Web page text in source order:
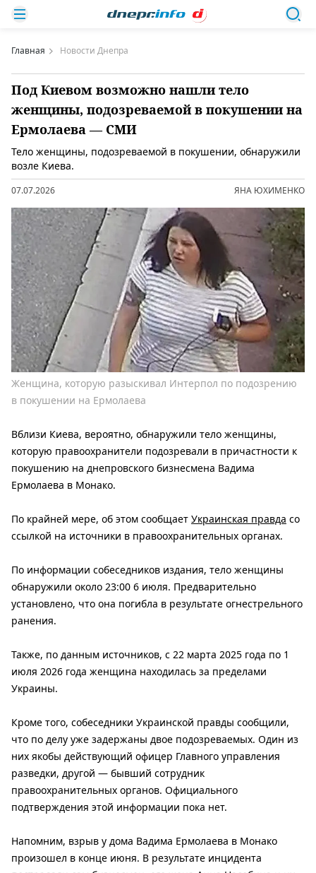
Главная Новости Днепра
Под Киевом возможно нашли тело
женщины, подозреваемой в покушении на
Ермолаева — СМИ
Тело женщины, подозреваемой в покушении, обнаружили
возле Киева.
07.07.2026 ЯНА ЮХИМЕНКО
Женщина, которую разыскивал Интерпол по подозрению
в покушении на Ермолаева
Вблизи Киева, вероятно, обнаружили тело женщины,
которую правоохранители подозревали в причастности к
покушению на днепровского бизнесмена Вадима
Ермолаева в Монако.
По крайней мере, об этом сообщает Украинская правда со
ссылкой на источники в правоохранительных органах.
По информации собеседников издания, тело женщины
обнаружили около 23:00 6 июля. Предварительно
установлено, что она погибла в результате огнестрельного
ранения.
Также, по данным источников, с 22 марта 2025 года по 1
июля 2026 года женщина находилась за пределами
Украины.
Кроме того, собеседники Украинской правды сообщили,
что по делу уже задержаны двое подозреваемых. Один из
них якобы действующий офицер Главного управления
разведки, другой — бывший сотрудник
правоохранительных органов. Официального
подтверждения этой информации пока нет.
Напомним, взрыв у дома Вадима Ермолаева в Монако
произошел в конце июня. В результате инцидента